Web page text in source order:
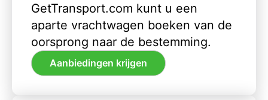
GetTransport.com kunt u een
aparte vrachtwagen boeken van de
oorsprong naar de bestemming.
Aanbiedingen krijgen